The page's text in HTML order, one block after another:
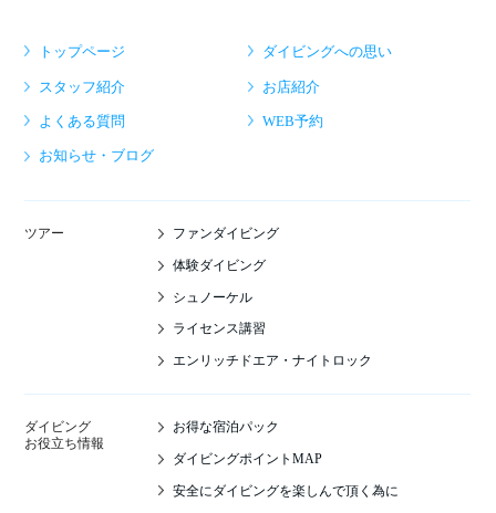
トップページ ダイビングへの思い
スタッフ紹介 お店紹介
よくある質問 WEB予約
お知らせ・ブログ
ツアー ファンダイビング
体験ダイビング
シュノーケル
ライセンス講習
エンリッチドエア・ナイトロック
ダイビング
お役立ち情報
お得な宿泊パック
ダイビングポイントMAP
安全にダイビングを楽しんで頂く為に